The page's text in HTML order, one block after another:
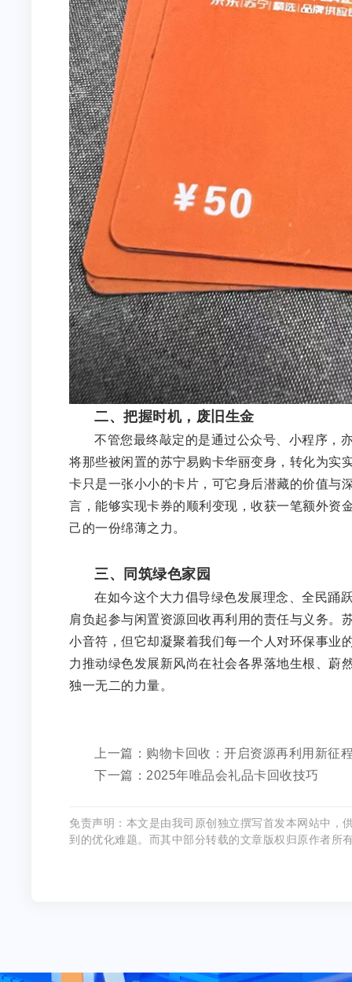
二、把握时机，废旧生金
不管您最终敲定的是通过公众号、小程序，
将那些被闲置的苏宁易购卡华丽变身，转化为实
卡只是一张小小的卡片，可它身后潜藏的价值与
言，能够实现卡券的顺利变现，收获一笔额外资
己的一份绵薄之力。
三、同筑绿色家园
在如今这个大力倡导绿色发展理念、全民踊
肩负起参与闲置资源回收再利用的责任与义务。
小音符，但它却凝聚着我们每一个人对环保事业
力推动绿色发展新风尚在社会各界落地生根、蔚
独一无二的力量。
上一篇：购物卡回收：开启资源再利用新征
下一篇：2025年唯品会礼品卡回收技巧
免责声明：本文是由我司原创独立撰写首发本网站中，
到的优化难题。而其中部分转载的文章版权归原作者所